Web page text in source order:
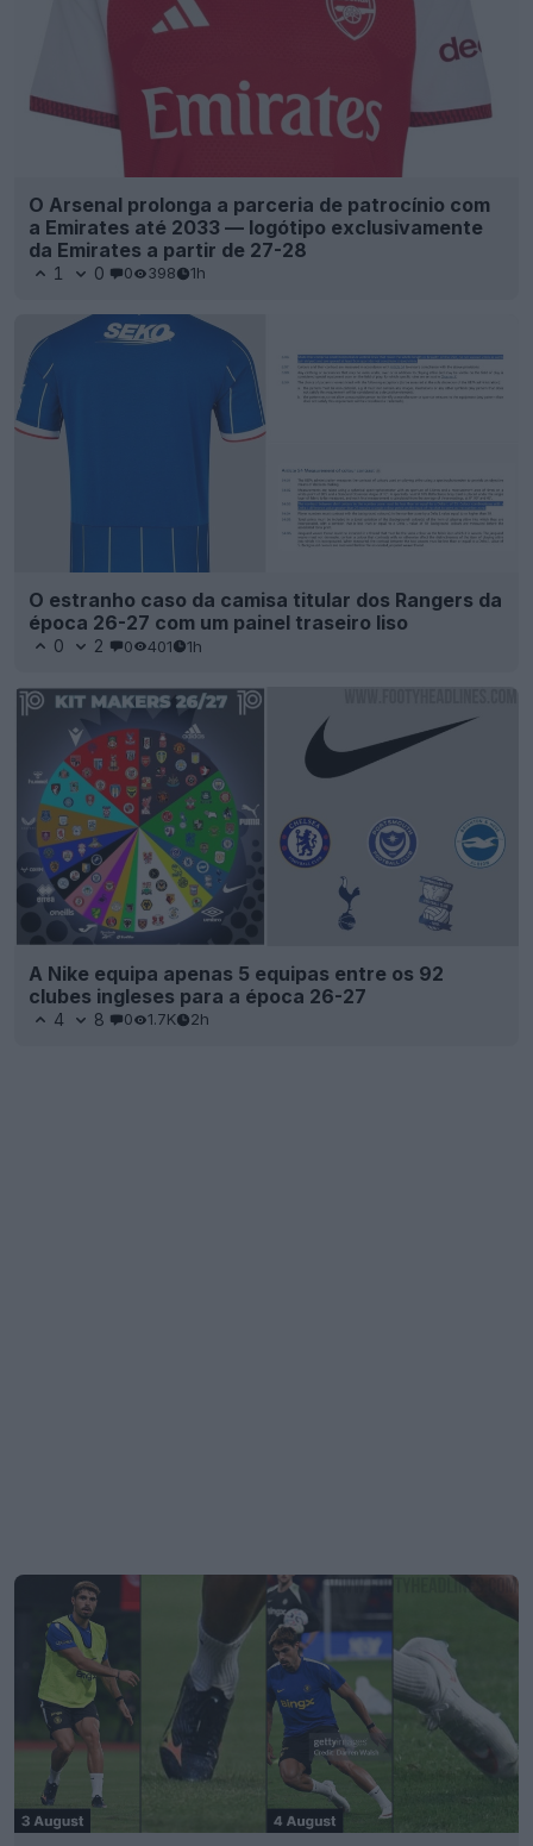
O Arsenal prolonga a parceria de patrocínio com
a Emirates até 2033 — logótipo exclusivamente
da Emirates a partir de 27-28
1 0 0 398 1h
O estranho caso da camisa titular dos Rangers da
época 26-27 com um painel traseiro liso
0 2 0 401 1h
A Nike equipa apenas 5 equipas entre os 92
clubes ingleses para a época 26-27
4 8 0 1.7K 2h